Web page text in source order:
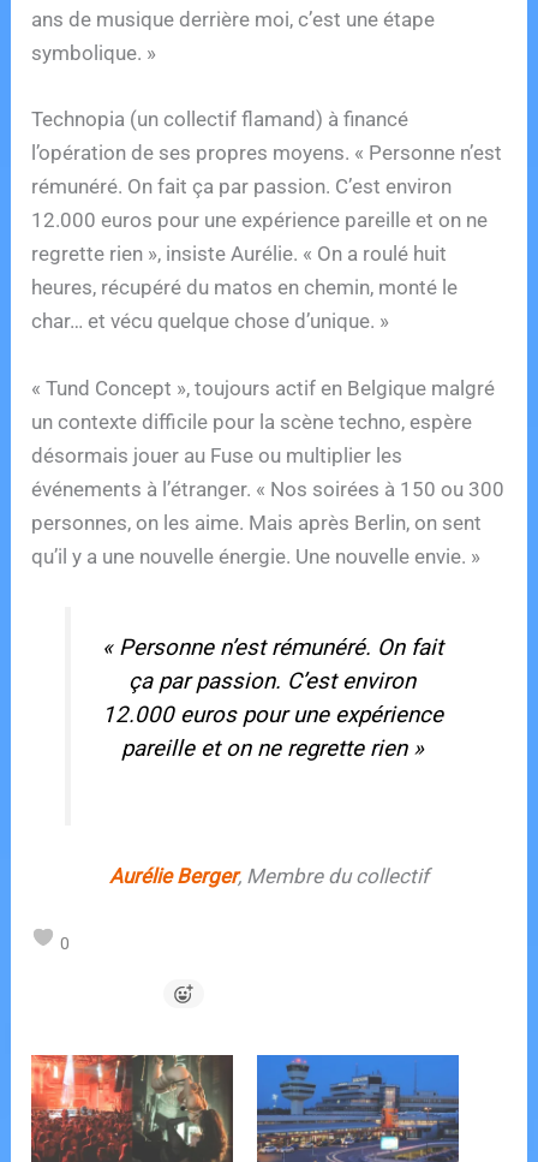
ans de musique derrière moi, c’est une étape
symbolique. »
Technopia (un collectif flamand) à financé
l’opération de ses propres moyens. « Personne n’est
rémunéré. On fait ça par passion. C’est environ
12.000 euros pour une expérience pareille et on ne
regrette rien », insiste Aurélie. « On a roulé huit
heures, récupéré du matos en chemin, monté le
char… et vécu quelque chose d’unique. »
« Tund Concept », toujours actif en Belgique malgré
un contexte difficile pour la scène techno, espère
désormais jouer au Fuse ou multiplier les
événements à l’étranger. « Nos soirées à 150 ou 300
personnes, on les aime. Mais après Berlin, on sent
qu’il y a une nouvelle énergie. Une nouvelle envie. »
« Personne n’est rémunéré. On fait
ça par passion. C’est environ
12.000 euros pour une expérience
pareille et on ne regrette rien »
Aurélie Berger, Membre du collectif
0